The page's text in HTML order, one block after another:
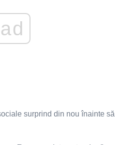
ad
surprind din nou înainte să